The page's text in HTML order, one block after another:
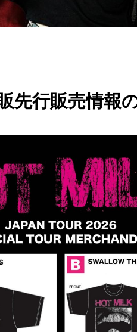
先行販売情報